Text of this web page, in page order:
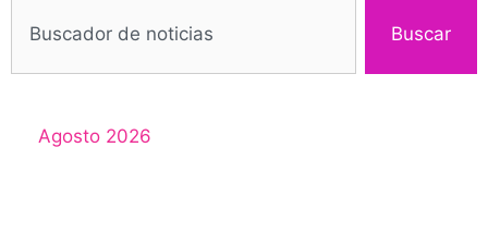
Buscar
Agosto 2026